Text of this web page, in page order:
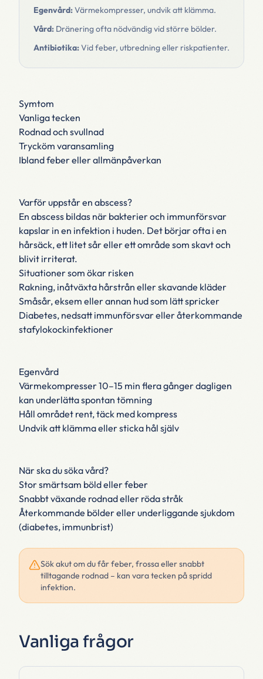
Egenvård:Värmekompresser, undvik att klämma.
Vård: Dränering ofta nödvändig vid större bölder.
Antibiotika:Vid feber, utbredning eller riskpatienter.
Symtom
Vanliga tecken
Rodnad och svullnad
Trycköm varansamling
Ibland feber eller allmänpåverkan
Varför uppstår en abscess?
En abscess bildas när bakterier och immunförsvar
kapslar in en infektion i huden. Det börjar ofta i en
hårsäck, ett litet sår eller ett område som skavt och
blivit irriterat.
Situationer som ökar risken
Rakning, inåtväxta hårstrån eller skavande kläder
Småsår, eksem eller annan hud som lätt spricker
Diabetes, nedsatt immunförsvar eller återkommande
stafylokockinfektioner
Egenvård
Värmekompresser 10–15 min flera gånger dagligen
kan underlätta spontan tömning
Håll området rent, täck med kompress
Undvik att klämma eller sticka hål själv
När ska du söka vård?
Stor smärtsam böld eller feber
Snabbt växande rodnad eller röda stråk
Återkommande bölder eller underliggande sjukdom
(diabetes, immunbrist)
Sök akut om du får feber, frossa eller snabbt
tilltagande rodnad – kan vara tecken på spridd
infektion.
Vanliga frågor